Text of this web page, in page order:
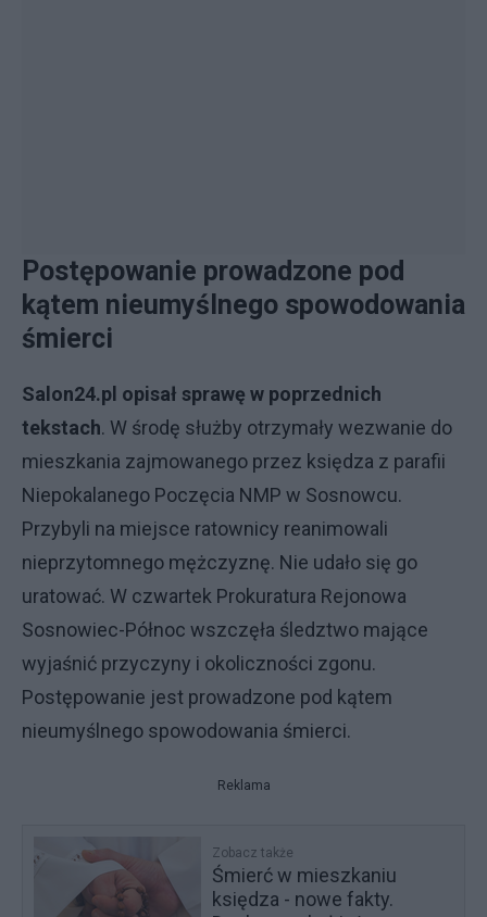
Postępowanie prowadzone pod
kątem nieumyślnego spowodowania
śmierci
Salon24.pl opisał sprawę w poprzednich
tekstach. W środę służby otrzymały wezwanie do
mieszkania zajmowanego przez księdza z parafii
Niepokalanego Poczęcia NMP w Sosnowcu.
Przybyli na miejsce ratownicy reanimowali
nieprzytomnego mężczyznę. Nie udało się go
uratować. W czwartek Prokuratura Rejonowa
Sosnowiec-Północ wszczęła śledztwo mające
wyjaśnić przyczyny i okoliczności zgonu.
Postępowanie jest prowadzone pod kątem
nieumyślnego spowodowania śmierci.
Reklama
Zobacz także
Śmierć w mieszkaniu
księdza - nowe fakty.